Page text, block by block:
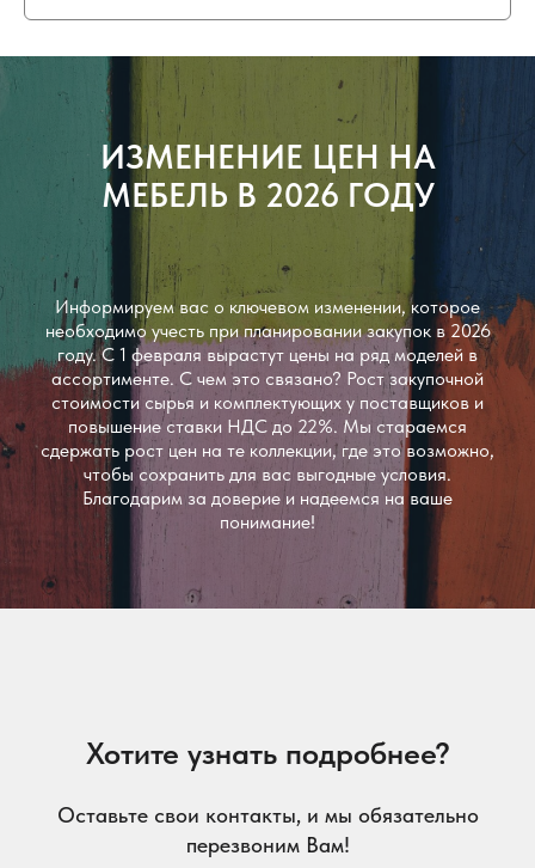
ИЗМЕНЕНИЕ ЦЕН НА
МЕБЕЛЬ В 2026 ГОДУ
Информируем вас о ключевом изменении, которое
необходимо учесть при планировании закупок в 2026
году. С 1 февраля вырастут цены на ряд моделей в
ассортименте. С чем это связано? Рост закупочной
стоимости сырья и комплектующих у поставщиков и
повышение ставки НДС до 22%. Мы стараемся
сдержать рост цен на те коллекции, где это возможно,
чтобы сохранить для вас выгодные условия.
Благодарим за доверие и надеемся на ваше
понимание!
Хотите узнать подробнее?
Оставьте свои контакты, и мы обязательно
перезвоним Вам!